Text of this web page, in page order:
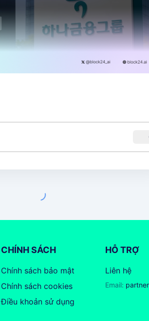
CHÍNH SÁCH
Chính sách bảo mật
Chính sách cookies
Điều khoản sử dụng
HỖ TRỢ
Liên hệ
Email: